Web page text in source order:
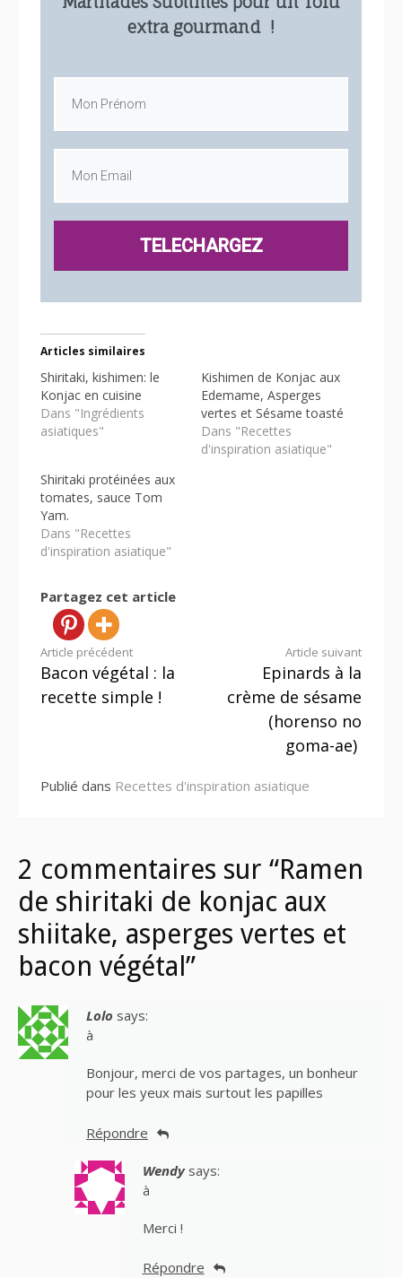
extra gourmand !
TELECHARGEZ
Articles similaires
Shiritaki, kishimen: le
Konjac en cuisine
Dans "Ingrédients
asiatiques"
Kishimen de Konjac aux
Edemame, Asperges
vertes et Sésame toasté
Dans "Recettes
d'inspiration asiatique"
Shiritaki protéinées aux
tomates, sauce Tom
Yam.
Dans "Recettes
d'inspiration asiatique"
Partagez cet article
Lire
la
Article précédent
Bacon végétal : la
recette simple !
Article suivant
Epinards à la
crème de sésame
(horenso no
goma-ae)
Publié dans Recettes d'inspiration asiatique
2 commentaires sur “Ramen
de shiritaki de konjac aux
shiitake, asperges vertes et
bacon végétal”
Lolo says:
à
Bonjour, merci de vos partages, un bonheur
pour les yeux mais surtout les papilles
Répondre
Wendy says:
à
Merci !
Répondre